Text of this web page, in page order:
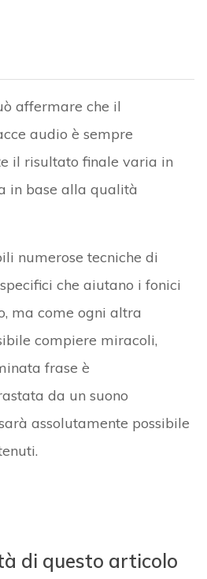
affermare che il
audio è sempre
il risultato finale varia in
in base alla qualità
numerose tecniche di
che aiutano i fonici
ma come ogni altra
compiere miracoli,
frase è
da un suono
assolutamente possibile
di questo articolo